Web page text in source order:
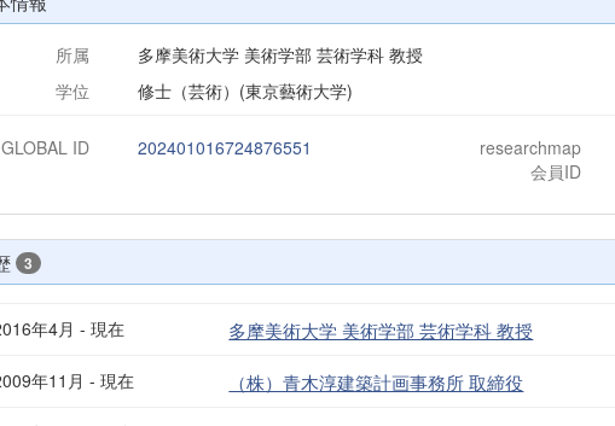
所属
多摩美術大学 美術学部 芸術学科 教授
学位
修士（芸術）(東京藝術大学)
ID 202401016724876551
researchmap
会員ID
3
年4月 - 現在 多摩美術大学 美術学部 芸術学科 教授
年11月 - 現在 （株）青木淳建築計画事務所 取締役